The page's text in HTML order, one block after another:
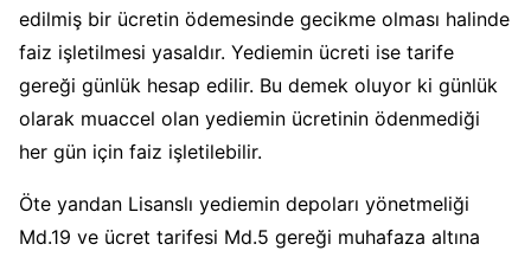
edilmiş bir ücretin ödemesinde gecikme olması halinde
faiz işletilmesi yasaldır. Yediemin ücreti ise tarife
gereği günlük hesap edilir. Bu demek oluyor ki günlük
olarak muaccel olan yediemin ücretinin ödenmediği
her gün için faiz işletilebilir.
Öte yandan Lisanslı yediemin depoları yönetmeliği
Md.19 ve ücret tarifesi Md.5 gereği muhafaza altına